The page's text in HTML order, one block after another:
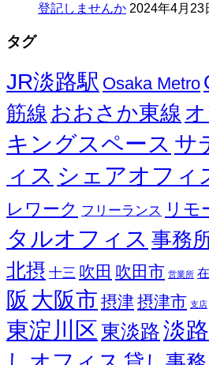
登記しませんか 2024年4月23
タグ
JR淡路駅 Osaka Metro
筋線 おおさか東線
キングスペース サ
ィス シェアオフィ
レワーク フリーランス リモ
タルオフィス 事務
北摂 十三 吹田 吹田市 営業所
阪 大阪市 摂津摂津市 支店
東淀川区 東淡路淡路